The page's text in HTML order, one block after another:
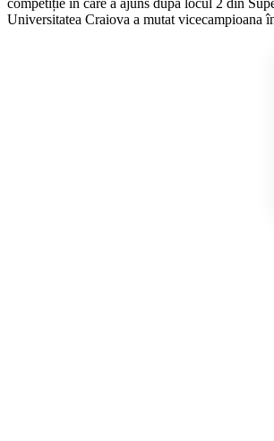
Universitatea Craiova a mutat vicecampioana